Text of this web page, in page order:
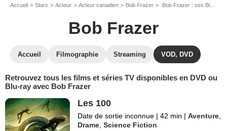
Accueil Stars Acteur Acteur canadien Bob Frazer Bob Frazer : ses Blu-Ray, DVD, VOD, SVOD
Bob Frazer
Accueil Filmographie Streaming VOD, DVD
Retrouvez tous les films et séries TV disponibles en DVD ou
Blu-ray avec Bob Frazer
Les 100
Date de sortie inconnue | 42 min | Aventure
Drame ,Science Fiction